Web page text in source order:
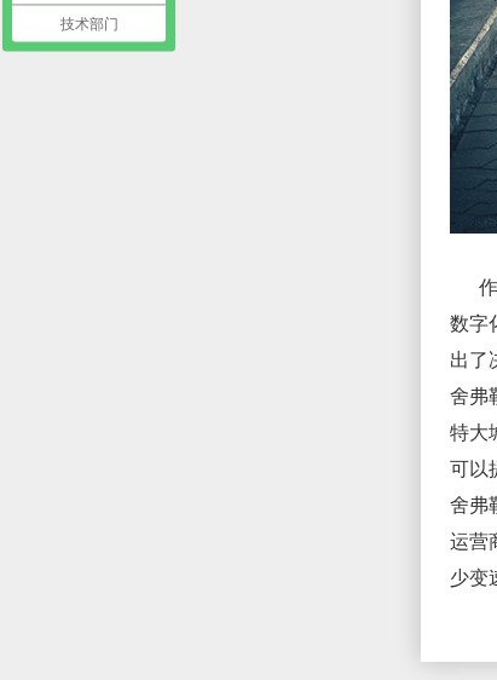
作
数字
出了
舍弗
特大
可以
舍弗
运营
少变
技术部门